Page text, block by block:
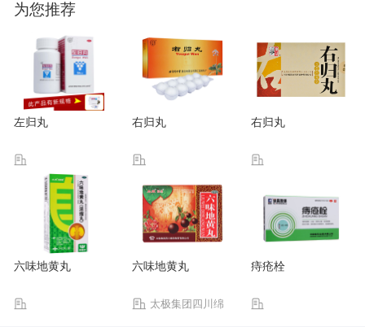
为您推荐
左归丸 右归丸 右归丸
六味地黄丸 六味地黄丸
太极集团四川绵
痔疮栓